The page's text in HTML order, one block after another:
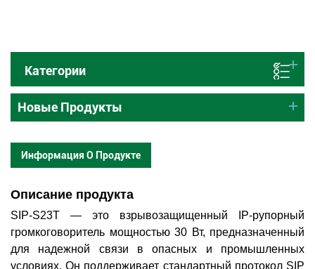
Категории
Новые Продукты
Информация О Продукте
Описание продукта
SIP-S23T — это взрывозащищенный IP-рупорный
громкоговоритель мощностью 30 Вт, предназначенный
для надежной связи в опасных и промышленных
условиях. Он поддерживает стандартный протокол SIP